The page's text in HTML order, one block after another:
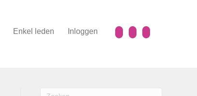
Enkel leden Inloggen